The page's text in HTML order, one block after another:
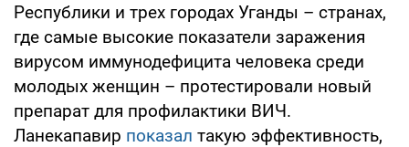
Республики и трех городах Уганды – странах,
где самые высокие показатели заражения
вирусом иммунодефицита человека среди
молодых женщин – протестировали новый
препарат для профилактики ВИЧ.
Ланекапавир показал такую ​​эффективность,